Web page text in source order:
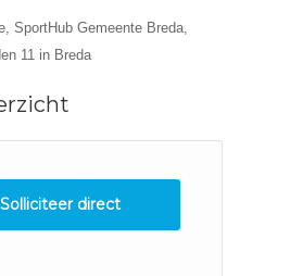
SportHub Gemeente Breda,
11 in Breda
Solliciteer direct